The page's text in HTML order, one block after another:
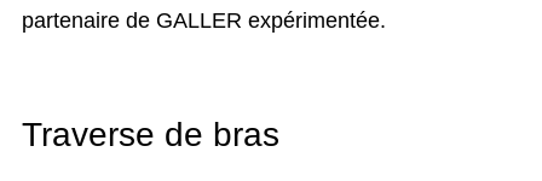
partenaire de GALLER expérimentée.
Traverse de bras